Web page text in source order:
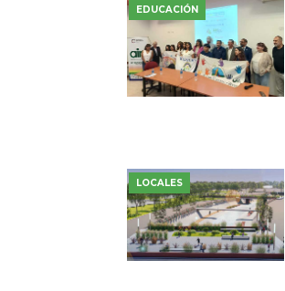
EDUCACIÓN
LOCALES